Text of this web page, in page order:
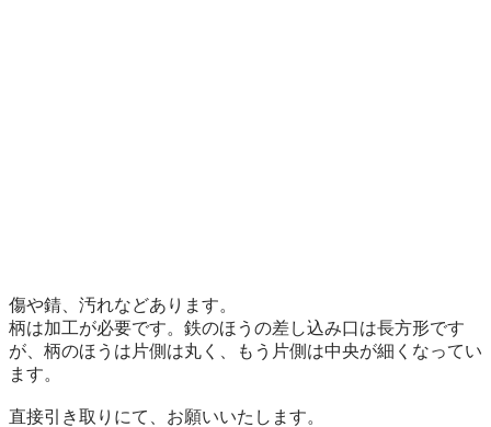
傷や錆、汚れなどあります。
柄は加工が必要です。鉄のほうの差し込み口は長方形です
が、柄のほうは片側は丸く、もう片側は中央が細くなってい
ます。
直接引き取りにて、お願いいたします。